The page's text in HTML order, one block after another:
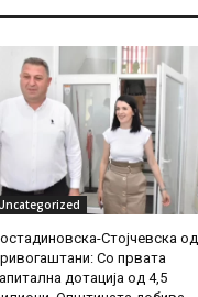
Стојчевска од
Со првата
дотација од 4,5